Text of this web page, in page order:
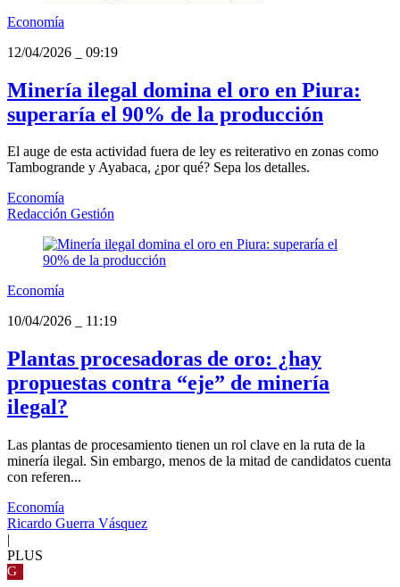
Economía
12/04/2026
09:19
Minería ilegal domina el oro en Piura:
superaría el 90% de la producción
El auge de esta actividad fuera de ley es reiterativo en zonas como
Tambogrande y Ayabaca, ¿por qué? Sepa los detalles.
Economía
Redacción Gestión
Economía
10/04/2026
11:19
Plantas procesadoras de oro: ¿hay
propuestas contra “eje” de minería
ilegal?
Las plantas de procesamiento tienen un rol clave en la ruta de la
minería ilegal. Sin embargo, menos de la mitad de candidatos cuenta
con referen...
Economía
Ricardo Guerra Vásquez
|
PLUS
G